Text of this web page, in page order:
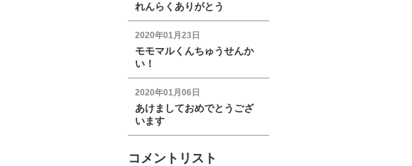
れんらくありがとう
2020年01月23日
モモマルくんちゅうせんか
い！
2020年01月06日
あけましておめでとうござ
います
コメントリスト